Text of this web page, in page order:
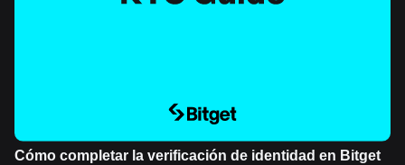
Cómo completar la verificación de identidad en Bitget